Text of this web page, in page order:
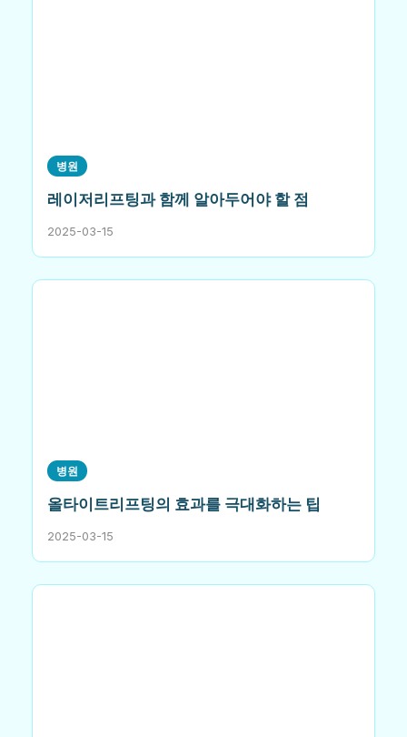
병원
레이저리프팅과 함께 알아두어야 할 점
2025-03-15
병원
올타이트리프팅의 효과를 극대화하는 팁
2025-03-15